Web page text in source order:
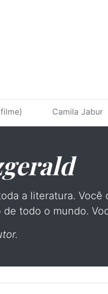
Camila Jabur
a literatura.
todo o mundo.